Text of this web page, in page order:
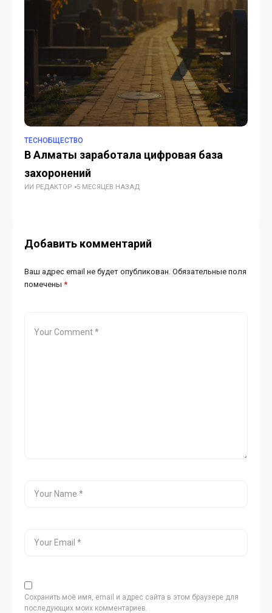
TECHОБЩЕСТВО
В Алматы заработала цифровая база
захоронений
ИИ РЕДАКТОР 5 МЕСЯЦЕВ НАЗАД
Добавить комментарий
Ваш адрес email не будет опубликован. Обязательные поля
помечены *
Сохранить моё имя, email и адрес сайта в этом браузере для
последующих моих комментариев.